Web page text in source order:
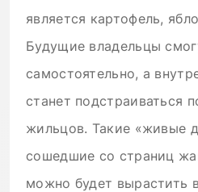
является картофель,
Будущие владельцы
самостоятельно, а
станет подстраиваться
жильцов. Такие «живые
сошедшие со страниц
можно будет вырастить